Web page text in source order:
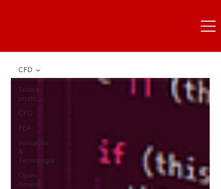
Todos
posts
CFD
FEA
Inovação
&
Tecnologia
Open
Source
CFD